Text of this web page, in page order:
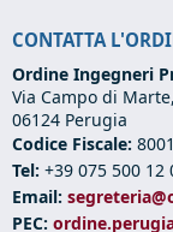
CONTATTA
Ordine Ingegneri
Via Campo di
06124 Perugia
Codice Fiscale:
Tel: +39 075 500 12
Email:
PEC: